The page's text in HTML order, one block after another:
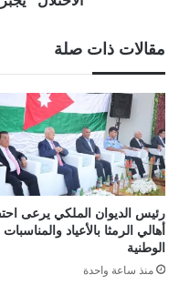
مقالات ذات صلة
رئيس الديوان الملكي يرعى
أهالي الرمثا بالأعياد والمناسبات
الوطنية
منذ ساعة واحدة